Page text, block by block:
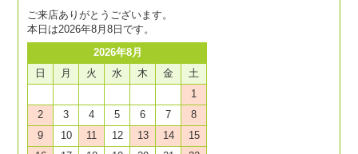
ご来店ありがとうございます。
本日は2026年8月8日です。
2026年8月
日
月 火 水 木 金
土
1
2
3 4 5 6 7
8
9
10 11 12 13 14
15